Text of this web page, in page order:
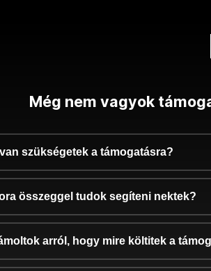
Még nem vagyok
szükségetek a támogatásra?
összeggel tudok segíteni nektek?
arról, hogy mire költitek a